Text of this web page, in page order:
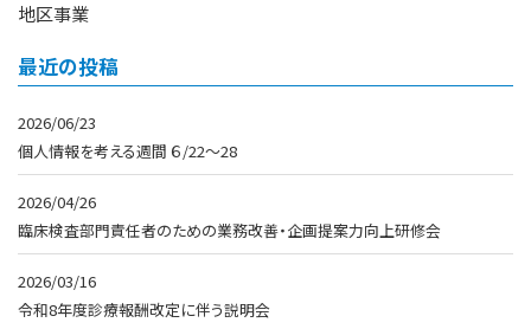
地区事業
最近の投稿
2026/06/23
個人情報を考える週間 ６/22～28
2026/04/26
臨床検査部門責任者のための業務改善・企画提案力向上研修会
2026/03/16
令和8年度診療報酬改定に伴う説明会